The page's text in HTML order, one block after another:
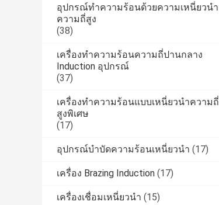
อุปกรณ์ทำความร้อนด้วยความเหนี่ยวนำ
ความถี่สูง
(38)
เครื่องทำความร้อนความถี่ปานกลาง
Induction อุปกรณ์
(37)
เครื่องทำความร้อนแบบเหนี่ยวนำความถี่
สูงพิเศษ
(17)
อุปกรณ์บำบัดความร้อนเหนี่ยวนำ (17)
เครื่อง Brazing Induction (17)
เครื่องเชื่อมเหนี่ยวนำ (15)